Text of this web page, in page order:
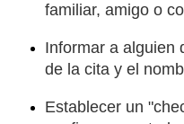
familiar, amigo o
Informar a alguien
de la cita y el
Establecer un